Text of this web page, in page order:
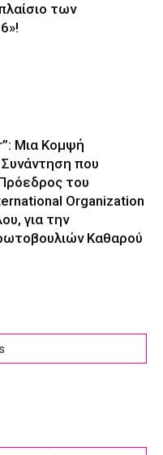
των
Μια Κομψή
που
του
Organization
για την
Καθαρού